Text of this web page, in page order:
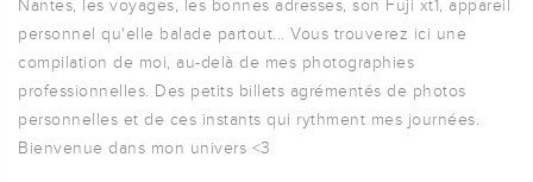
Nantes, les voyages, les bonnes adresses, son Fuji xt1, appareil
personnel qu'elle balade partout... Vous trouverez ici une
compilation de moi, au-delà de mes photographies
professionnelles. Des petits billets agrémentés de photos
personnelles et de ces instants qui rythment mes journées.
Bienvenue dans mon univers <3